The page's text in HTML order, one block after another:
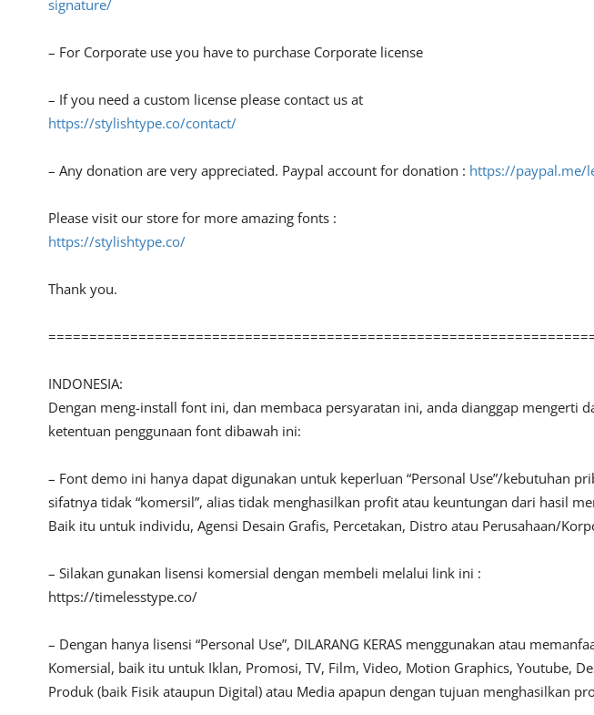
signature/
– For Corporate use you have to purchase Corporate license
– If you need a custom license please contact us at
https://stylishtype.co/contact/
– Any donation are very appreciated. Paypal account for donation : https://paypal.me/
Please visit our store for more amazing fonts :
https://stylishtype.co/
Thank you.
INDONESIA:
Dengan meng-install font ini, dan membaca persyaratan ini, anda dianggap mengerti
ketentuan penggunaan font dibawah ini:
– Font demo ini hanya dapat digunakan untuk keperluan “Personal Use”/kebutuhan
sifatnya tidak “komersil”, alias tidak menghasilkan profit atau keuntungan dari hasil
Baik itu untuk individu, Agensi Desain Grafis, Percetakan, Distro atau Perusahaan/
– Silakan gunakan lisensi komersial dengan membeli melalui link ini :
https://timelesstype.co/
– Dengan hanya lisensi “Personal Use”, DILARANG KERAS menggunakan atau
Komersial, baik itu untuk Iklan, Promosi, TV, Film, Video, Motion Graphics, Youtube,
Produk (baik Fisik ataupun Digital) atau Media apapun dengan tujuan menghasilkan